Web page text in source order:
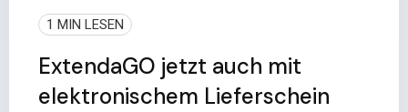
1 MIN LESEN
ExtendaGO jetzt auch mit
elektronischem Lieferschein